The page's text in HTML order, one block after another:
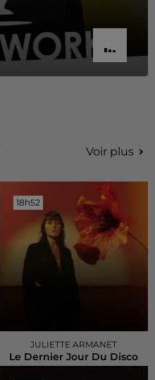
Voir plus
18h52
18h52
JULIETTE ARMANET
Le Dernier Jour Du Disco